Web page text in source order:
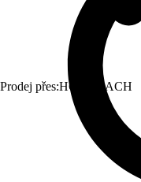
Prodej přes:HORNBACH